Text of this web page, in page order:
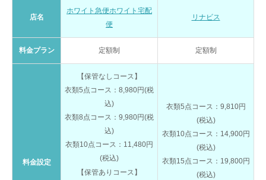
店名
ホワイト急便ホワイト宅配
便
リナビス
料金プラン 定額制 定額制
料金設定
【保管なしコース】
衣類5点コース：8,980円(税
込)
衣類8点コース：9,980円(税
込)
衣類10点コース：11,480円
(税込)
【保管ありコース】
衣類5点コース：9,810円
(税込)
衣類10点コース：14,900円
(税込)
衣類15点コース：19,800円
(税込)